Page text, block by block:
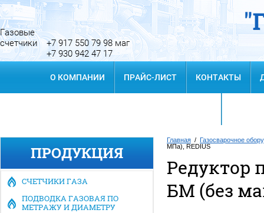
Газовые
счетчики
+7 917 550 79 98 маг
+7 930 942 47 17
Заказать звонок
О КОМПАНИИ ПРАЙС-ЛИСТ КОНТАКТЫ
ПРОДУКЦИЯ
СЧЕТЧИКИ ГАЗА
ПОДВОДКА ГАЗОВАЯ ПО
МЕТРАЖУ И ДИАМЕТРУ
Главная / Газосварочное
МПа), REDIUS
Редуктор
БМ (без